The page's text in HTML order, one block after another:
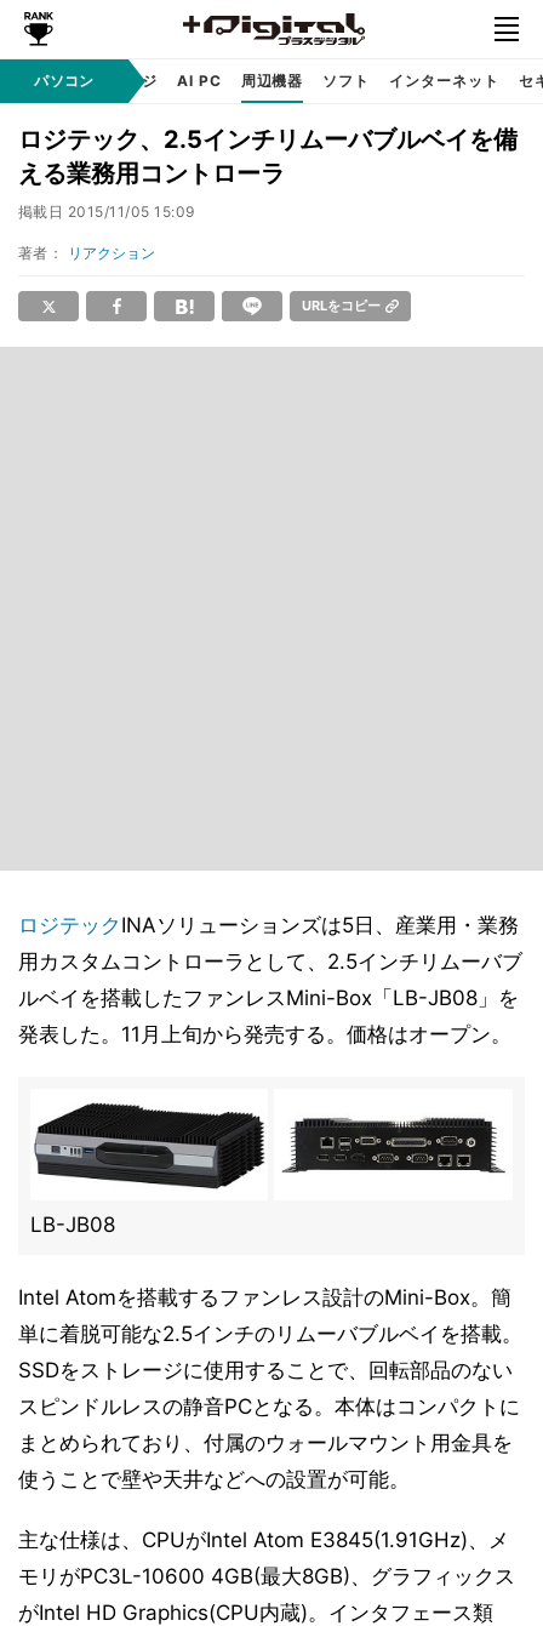
パソコン
自作 / テクノロジ AI PC 周辺機器 ソフト インターネット セ
ロジテック、2.5インチリムーバブルベイを備
える業務用コントローラ
掲載日 2015/11/05 15:09
著者： リアクション
URLをコピー
ロジテック INAソリューションズは5日、産業用・業務
用カスタムコントローラとして、2.5インチリムーバブ
ルベイを搭載したファンレスMini-Box「LB-JB08」を
発表した。11月上旬から発売する。価格はオープン。
LB-JB08
Intel Atomを搭載するファンレス設計のMini-Box。簡
単に着脱可能な2.5インチのリムーバブルベイを搭載。
SSDをストレージに使用することで、回転部品のない
スピンドルレスの静音PCとなる。本体はコンパクトに
まとめられており、付属のウォールマウント用金具を
使うことで壁や天井などへの設置が可能。
主な仕様は、CPUがIntel Atom E3845(1.91GHz)、メ
モリがPC3L-10600 4GB(最大8GB)、グラフィックス
がIntel HD Graphics(CPU内蔵)。インタフェース類